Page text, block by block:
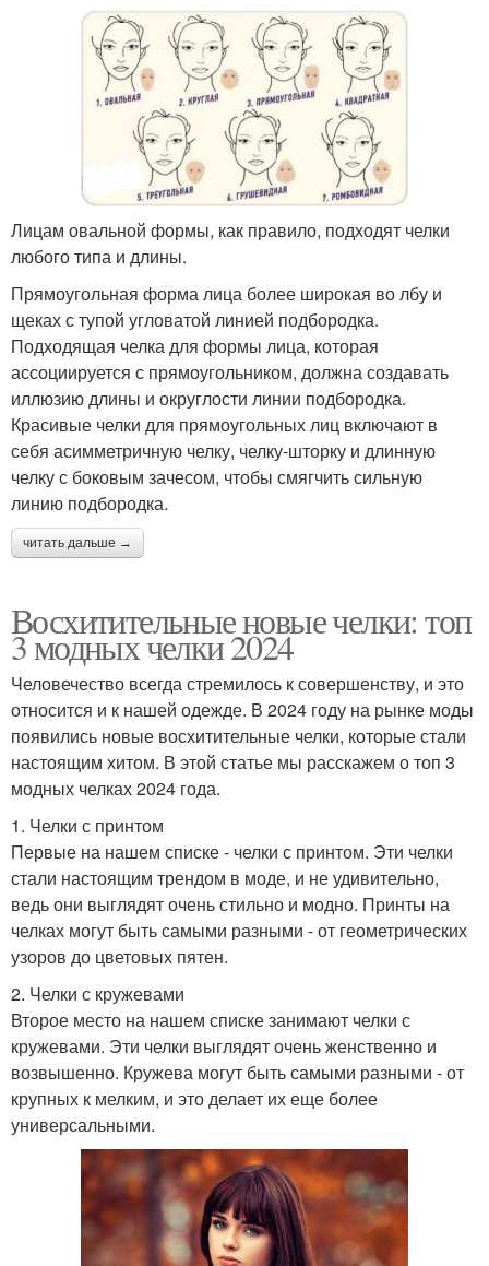
Лицам овальной формы, как правило, подходят челки
любого типа и длины.
Прямоугольная форма лица более широкая во лбу и
щеках с тупой угловатой линией подбородка.
Подходящая челка для формы лица, которая
ассоциируется с прямоугольником, должна создавать
иллюзию длины и округлости линии подбородка.
Красивые челки для прямоугольных лиц включают в
себя асимметричную челку, челку-шторку и длинную
челку с боковым зачесом, чтобы смягчить сильную
линию подбородка.
читать дальше →
Восхитительные новые челки: топ
3 модных челки 2024
Человечество всегда стремилось к совершенству, и это
относится и к нашей одежде. В 2024 году на рынке моды
появились новые восхитительные челки, которые стали
настоящим хитом. В этой статье мы расскажем о топ 3
модных челках 2024 года.
1. Челки с принтом
Первые на нашем списке - челки с принтом. Эти челки
стали настоящим трендом в моде, и не удивительно,
ведь они выглядят очень стильно и модно. Принты на
челках могут быть самыми разными - от геометрических
узоров до цветовых пятен.
2. Челки с кружевами
Второе место на нашем списке занимают челки с
кружевами. Эти челки выглядят очень женственно и
возвышенно. Кружева могут быть самыми разными - от
крупных к мелким, и это делает их еще более
универсальными.